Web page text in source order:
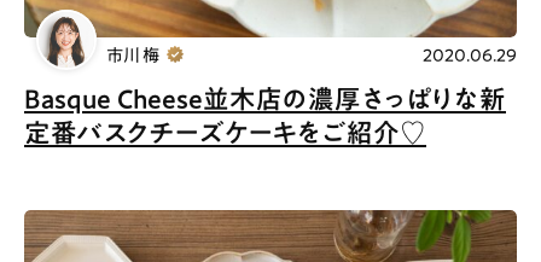
Basque Cheese並木店の濃厚さっぱりな新
定番バスクチーズケーキをご紹介♡
市川 梅 2020.06.29